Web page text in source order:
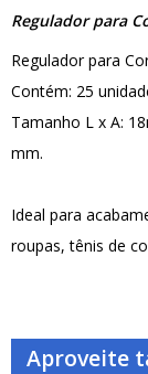
Regulador para
Regulador para
Contém: 25
Tamanho L x A:
mm.
Ideal para
roupas, tênis de
Aproveite